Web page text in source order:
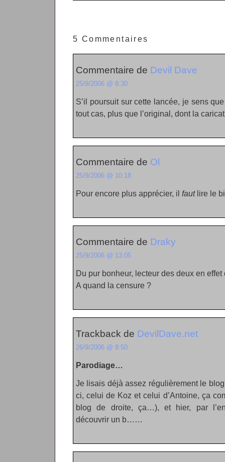
5 Commentaires
Commentaire de Devil Dave
25/9/2006 @ 8:30
S’il poursuit sur cette lancée, je sens
tout cas, plus que l’original, dont la
Commentaire de Ol
25/9/2006 @ 10:18
Pour encore plus apprécier, il fautlire le
Commentaire de Draky
25/9/2006 @ 13:05
Du pur bonheur, lecteur des deux en effet
A quand la censure ?
Trackback de DevilDave.net
26/9/2006 @ 8:50
Parodiage…
Je lisais déjà assez régulièrement le
ci, celui de Koz et celui d’Antoine, ça
blog de droite, ça…), et hier, par
découvrir un b……